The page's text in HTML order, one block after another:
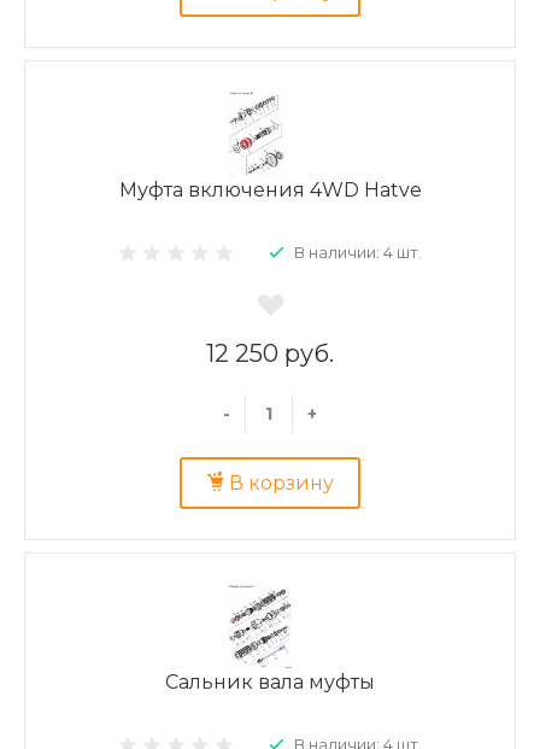
Муфта включения 4WD Hatve
В наличии: 4 шт.
12 250 руб.
- +
В корзину
Сальник вала муфты
В наличии: 4 шт.